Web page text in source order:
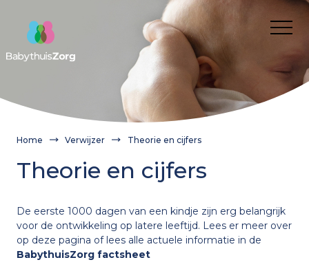
Over ons
Cliënt
Cliëntervaring
Onze medewerkers
Wanneer inzetten?
Waarom BabythuisZorg?
Onze medewerkers
Theorie en cijfers
Franchisenemers
Gemeente
Route aanvragen BabythuisZorg
Nieuws
Werken bij
Contact
BabythuisZorg aanvragen
Aanvragen
Onze medewerkers
Home Verwijzer Theorie en cijfers
Theorie en cijfers
De eerste 1000 dagen van een kindje zijn erg belangrijk
voor de ontwikkeling op latere leeftijd. Lees er meer over
op deze pagina of lees alle actuele informatie in de
BabythuisZorg factsheet